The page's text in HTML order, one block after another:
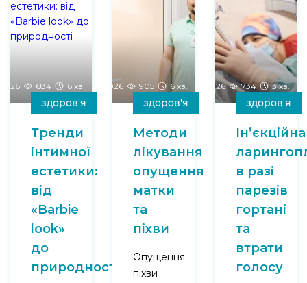
684 6 хв.
здоров'я
Тренди
інтимної
естетики:
від
«Barbie
look»
до
природності
09-01-2026 905 6 хв.
здоров'я
Методи
лікування
опущення
матки
та
піхви
Опущення
піхви
05-01-2026 734 3 хв.
здоров'я
Ін’єкційна
в разі
парезів
гортані
та
втрати
голосу